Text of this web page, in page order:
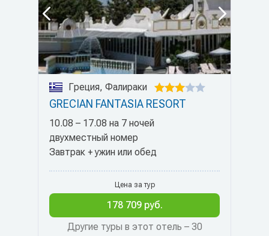
Греция, Фалираки
GRECIAN FANTASIA RESORT
10.08 – 17.08 на 7 ночей
двухместный номер
Завтрак + ужин или обед
Другие туры в этот отель – 30
Цена за тур
178 709 руб.